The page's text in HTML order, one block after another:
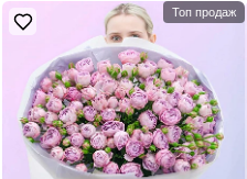
Топ продаж